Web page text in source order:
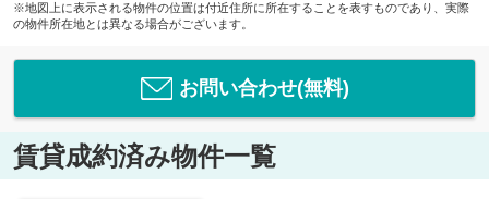
※地図上に表示される物件の位置は付近住所に所在することを表すものであり、実際
の物件所在地とは異なる場合がございます。
お問い合わせ(無料)
賃貸成約済み物件一覧